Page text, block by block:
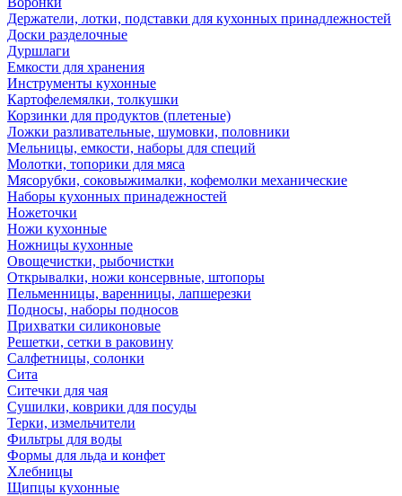
Держатели, лотки, подставки для кухонных принадлежностей
Доски разделочные
Дуршлаги
Емкости для хранения
Инструменты кухонные
Картофелемялки, толкушки
Корзинки для продуктов (плетеные)
Ложки разливательные, шумовки, половники
Мельницы, емкости, наборы для специй
Молотки, топорики для мяса
Мясорубки, соковыжималки, кофемолки механические
Наборы кухонных принадежностей
Ножеточки
Ножи кухонные
Ножницы кухонные
Овощечистки, рыбочистки
Открывалки, ножи консервные, штопоры
Пельменницы, варенницы, лапшерезки
Подносы, наборы подносов
Прихватки силиконовые
Решетки, сетки в раковину
Салфетницы, солонки
Сита
Ситечки для чая
Сушилки, коврики для посуды
Терки, измельчители
Фильтры для воды
Формы для льда и конфет
Хлебницы
Щипцы кухонные